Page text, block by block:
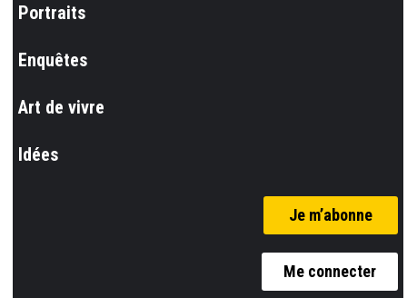
Portraits
Enquêtes
Art de vivre
Idées
Je m’abonne
Me connecter